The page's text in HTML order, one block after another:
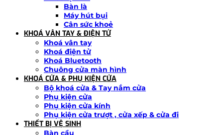
Bàn là
Máy hút bụi
Cân sức khoẻ
KHOÁ VÂN TAY & ĐIỆN TỬ
Khoá vân tay
Khoá điện tử
Khoá Bluetooth
Chuông cửa màn hình
KHOÁ CỬA & PHỤ KIỆN CỬA
Bộ khoá cửa & Tay nắm cửa
Phụ kiện cửa
Phụ kiện cửa kính
Phụ kiện cửa trượt , cửa xếp & cửa đi
THIẾT BỊ VỆ SINH
Bàn cầu